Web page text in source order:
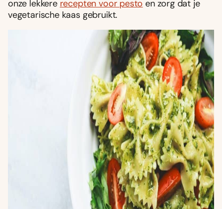
onze lekkere recepten voor pesto en zorg dat je
vegetarische kaas gebruikt.